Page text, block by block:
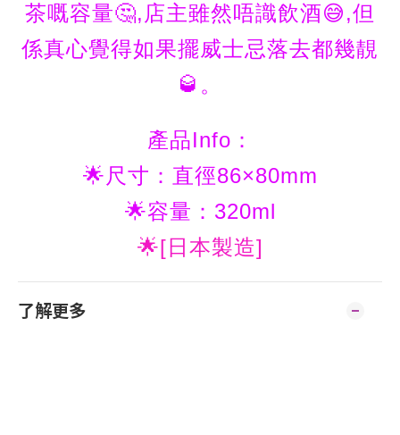
茶嘅容量🤔,店主雖然唔識飲酒😅,但
係真心覺得如果擺威士忌落去都幾靚
🥃。
產品Info：
🌟尺寸：直徑86×80mm
🌟容量：320ml
🌟[日本製造]
了解更多